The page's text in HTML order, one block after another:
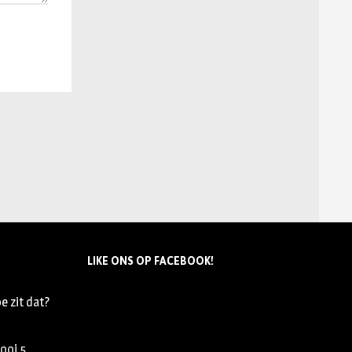
zit dat?
LIKE ONS OP FACEBOOK!